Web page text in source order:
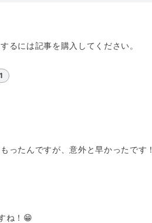
るには記事を購入してください。
1
ったんですが、意外と早かったです！
ね！😁